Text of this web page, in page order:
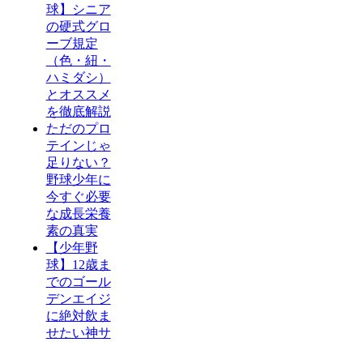
球】シニア
の硬式グロ
ーブ規定
（色・紐・
ハミダシ）
とオススメ
を徹底解説
ただのプロ
テインじゃ
足りない？
野球少年に
今すぐ必要
な成長栄養
素の真実
【少年野
球】12歳ま
でのゴール
デンエイジ
に絶対飲ま
せたい神サ